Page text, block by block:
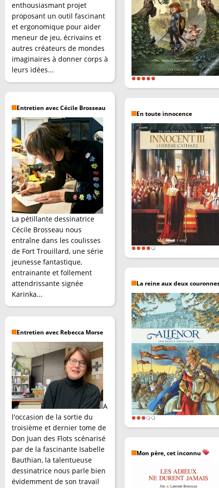
enthousiasmant projet
proposant un outil fascinant
et ergonomique pour aider
meneur de jeu, écrivains et
autres créateurs de mondes
imaginaires à donner corps à
leurs idées...
Entretien avec Cécile Brosseau
La pétillante dessinatrice
Cécile Brosseau nous
entraîne dans les coulisses
de Fort Trouillard, une série
jeunesse fantastique,
entrainante et follement
attendrissante signée
Karinka...
Entretien avec Rebecca Morse
A
l'occasion de la sortie du
troisième et dernier tome de
Don Juan des Flots scénarisé
par de la fascinante Isabelle
Bauthian, la talentueuse
dessinatrice nous parle bien
évidemment de son travail
En toute innocence
La reine aux deux
Mon père, cet inconnu